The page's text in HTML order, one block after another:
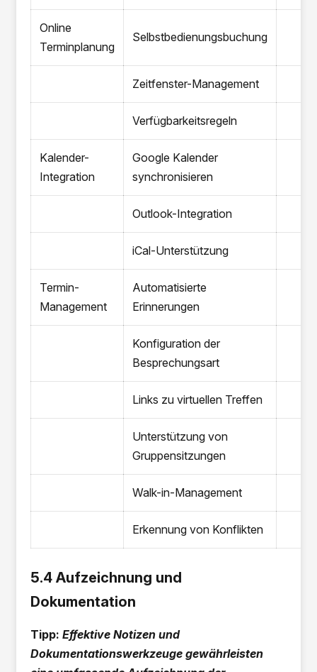
Online
Terminplanung
Selbstbedienungsbuchung
Zeitfenster-Management
Verfügbarkeitsregeln
Kalender-
Integration
Google Kalender
synchronisieren
Outlook-Integration
iCal-Unterstützung
Termin-
Management
Automatisierte
Erinnerungen
Konfiguration der
Besprechungsart
Links zu virtuellen Treffen
Unterstützung von
Gruppensitzungen
Walk-in-Management
Erkennung von Konflikten
5.4 Aufzeichnung und
Dokumentation
Tipp:Effektive Notizen und
Dokumentationswerkzeuge gewährleisten